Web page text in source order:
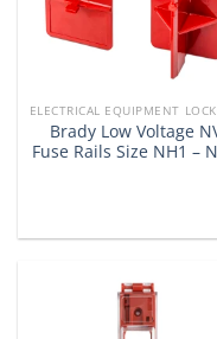
Brady Low Voltage
Fuse Rails Size NH1 –